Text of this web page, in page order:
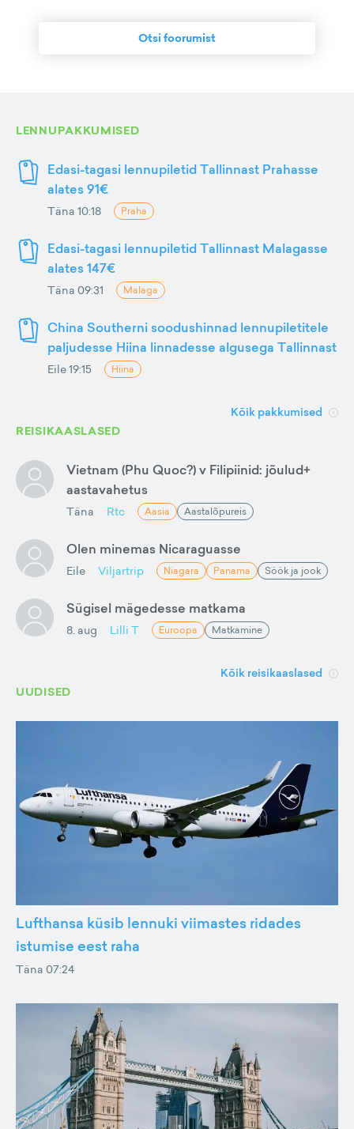
Otsi foorumist
LENNUPAKKUMISED
Edasi-tagasi lennupiletid Tallinnast Prahasse
alates 91€
Täna 10:18 Praha
Edasi-tagasi lennupiletid Tallinnast Malagasse
alates 147€
Täna 09:31 Malaga
China Southerni soodushinnad lennupiletitele
paljudesse Hiina linnadesse algusega Tallinnast
Eile 19:15 Hiina
Kõik pakkumised
REISIKAASLASED
Vietnam (Phu Quoc?) v Filipiinid: jõulud+
aastavahetus
Täna Rtc Aasia Aastalõpureis
Olen minemas Nicaraguasse
Eile Viljartrip Niagara Panama Söök ja jook
Sügisel mägedesse matkama
8. aug Lilli T Euroopa Matkamine
Kõik reisikaaslased
UUDISED
Lufthansa küsib lennuki viimastes ridades
istumise eest raha
Täna 07:24